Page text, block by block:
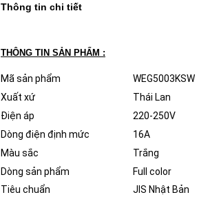
Thông tin chi tiết
THÔNG TIN SẢN PHẨM :
Mã sản phẩm
WEG5003KSW
Xuất xứ
Thái Lan
Điện áp
220-250V
Dòng điện định mức
16A
Màu sắc
Trắng
Dòng sản phẩm
Full color
Tiêu chuẩn
JIS Nhật Bản